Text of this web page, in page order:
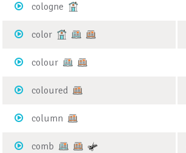
cologne
color
colour
coloured
column
comb